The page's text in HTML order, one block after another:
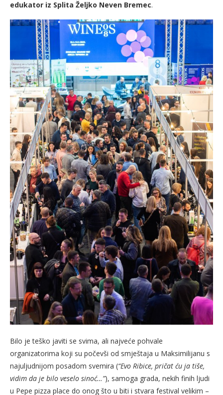
edukator iz Splita Željko Neven Bremec.
Bilo je teško javiti se svima, ali najveće pohvale
organizatorima koji su počevši od smještaja u Maksimilijanu s
najuljudnijom posadom svemira (“Evo Ribice, pričat ću ja tiše,
vidim da je bilo veselo sinoć…”), samoga grada, nekih finih ljudi
u Pepe pizza place do onog što u biti i stvara festival velikim –